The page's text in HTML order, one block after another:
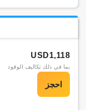
USD1,118
بما في ذلك تكاليف الوقود